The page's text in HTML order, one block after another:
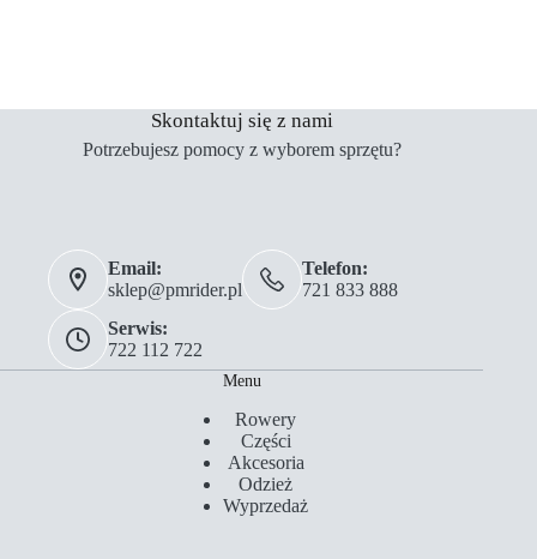
Skontaktuj się z nami
Potrzebujesz pomocy z wyborem sprzętu?
Email:
sklep@pmrider.pl
Telefon:
721 833 888
Serwis:
722 112 722
Menu
Rowery
Części
Akcesoria
Odzież
Wyprzedaż